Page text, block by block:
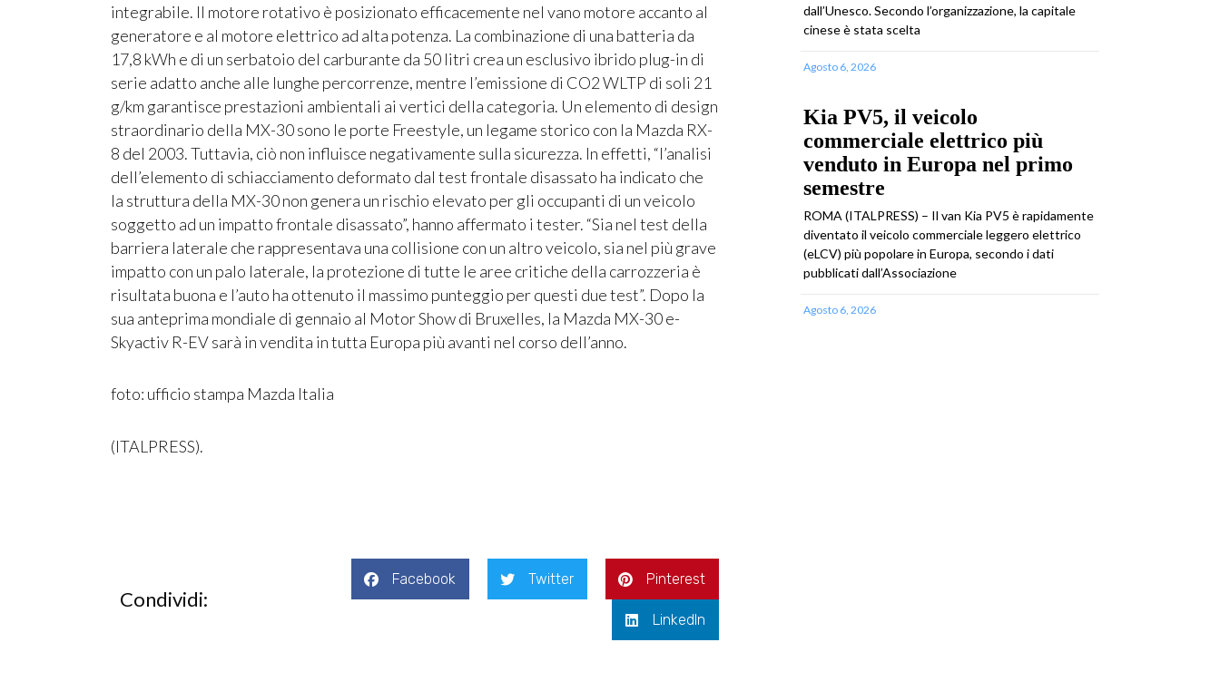
integrabile. Il motore rotativo è posizionato efficacemente nel vano motore accanto al
generatore e al motore elettrico ad alta potenza. La combinazione di una batteria da
17,8 kWh e di un serbatoio del carburante da 50 litri crea un esclusivo ibrido plug-in di
serie adatto anche alle lunghe percorrenze, mentre l’emissione di CO2 WLTP di soli 21
g/km garantisce prestazioni ambientali ai vertici della categoria. Un elemento di design
straordinario della MX-30 sono le porte Freestyle, un legame storico con la Mazda RX-
8 del 2003. Tuttavia, ciò non influisce negativamente sulla sicurezza. In effetti, “l’analisi
dell’elemento di schiacciamento deformato dal test frontale disassato ha indicato che
la struttura della MX-30 non genera un rischio elevato per gli occupanti di un veicolo
soggetto ad un impatto frontale disassato”, hanno affermato i tester. “Sia nel test della
barriera laterale che rappresentava una collisione con un altro veicolo, sia nel più grave
impatto con un palo laterale, la protezione di tutte le aree critiche della carrozzeria è
risultata buona e l’auto ha ottenuto il massimo punteggio per questi due test”. Dopo la
sua anteprima mondiale di gennaio al Motor Show di Bruxelles, la Mazda MX-30 e-
Skyactiv R-EV sarà in vendita in tutta Europa più avanti nel corso dell’anno.
foto: ufficio stampa Mazda Italia
(ITALPRESS).
Condividi:
Facebook Twitter Pinterest
LinkedIn
dall’Unesco. Secondo l’organizzazione, la capitale
cinese è stata scelta
Agosto 6, 2026
Kia PV5, il veicolo
commerciale elettrico più
venduto in Europa nel primo
semestre
ROMA (ITALPRESS) – Il van Kia PV5 è rapidamente
diventato il veicolo commerciale leggero elettrico
(eLCV) più popolare in Europa, secondo i dati
pubblicati dall’Associazione
Agosto 6, 2026